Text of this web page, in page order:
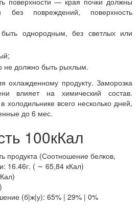
без повреждений, поверхность
однородным, без светлых или
не должно быть рыхлым.
охлажденному продукту. Заморозка
влияет на химический состав.
холодильнике всего несколько дней,
до 6 мес.
100кКал
продукта (Соотношение белков,
16.46г. ( ∼ 65,84 кКал)
(б|ж|у): 65% | 29% | 0%